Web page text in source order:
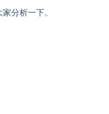
分析一下。